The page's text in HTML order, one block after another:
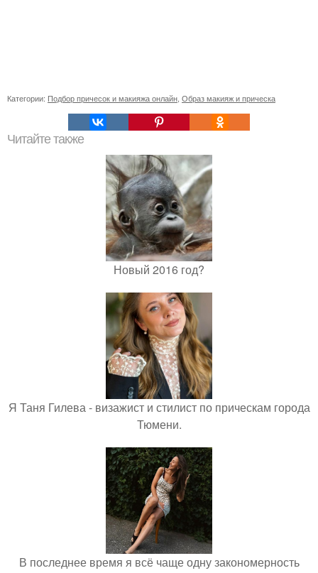
Категории: Подбор причесок и макияжа онлайн Образ макияж и прическа
Читайте также
Новый 2016 год?
Я Таня Гилева - визажист и стилист по прическам города
Тюмени.
В последнее время я всё чаще одну закономерность